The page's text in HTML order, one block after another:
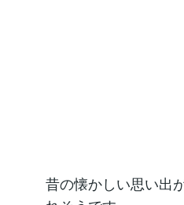
昔の懐かしい思い出